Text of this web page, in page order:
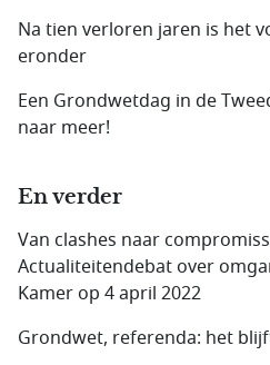
Na tien verloren jaren is het
eronder
Een Grondwetdag in de
naar meer!
En verder
Van clashes naar
Actualiteitendebat over
Kamer op 4 april 2022
Grondwet, referenda: het